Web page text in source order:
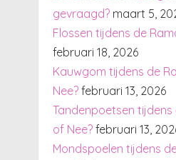
gevraagd? maart 5,
Flossen tijdens de
februari 18, 2026
Kauwgom tijdens de
Nee? februari 13, 2026
Tandenpoetsen
of Nee? februari 13,
Mondspoelen tijdens